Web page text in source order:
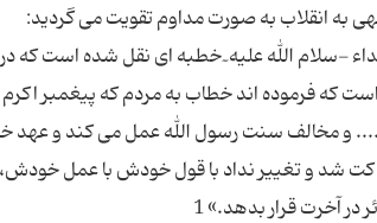
-سلام الله علیه ٓ خطبه ای نقل شده است که
است که فرموده اند خطاب به مردم که پیغمبر
و مخالف سنت رسول الله عمل می کند و عهد
شد و تغییر نداد با قول خودش با عمل خودش،